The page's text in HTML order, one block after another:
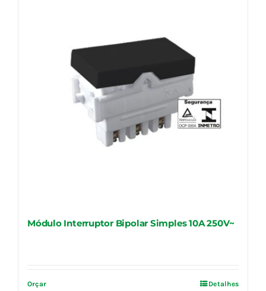
Módulo Interruptor Bipolar Simples 10A 250V~
Orçar Detalhes